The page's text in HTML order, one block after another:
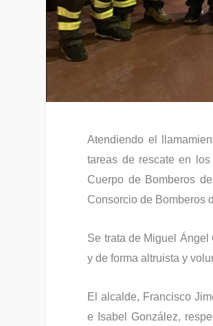
Atendiendo el
tareas de rescate en
Cuerpo de Bomberos
Consorcio de Bomberos
Se trata de Miguel
y de forma altruista y
El alcalde, Francisco
e Isabel González,